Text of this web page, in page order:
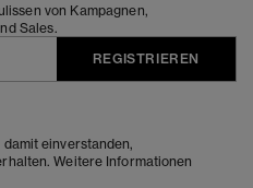
von Kampagnen,
Sales.
REGISTRIEREN
einverstanden,
Weitere Informationen